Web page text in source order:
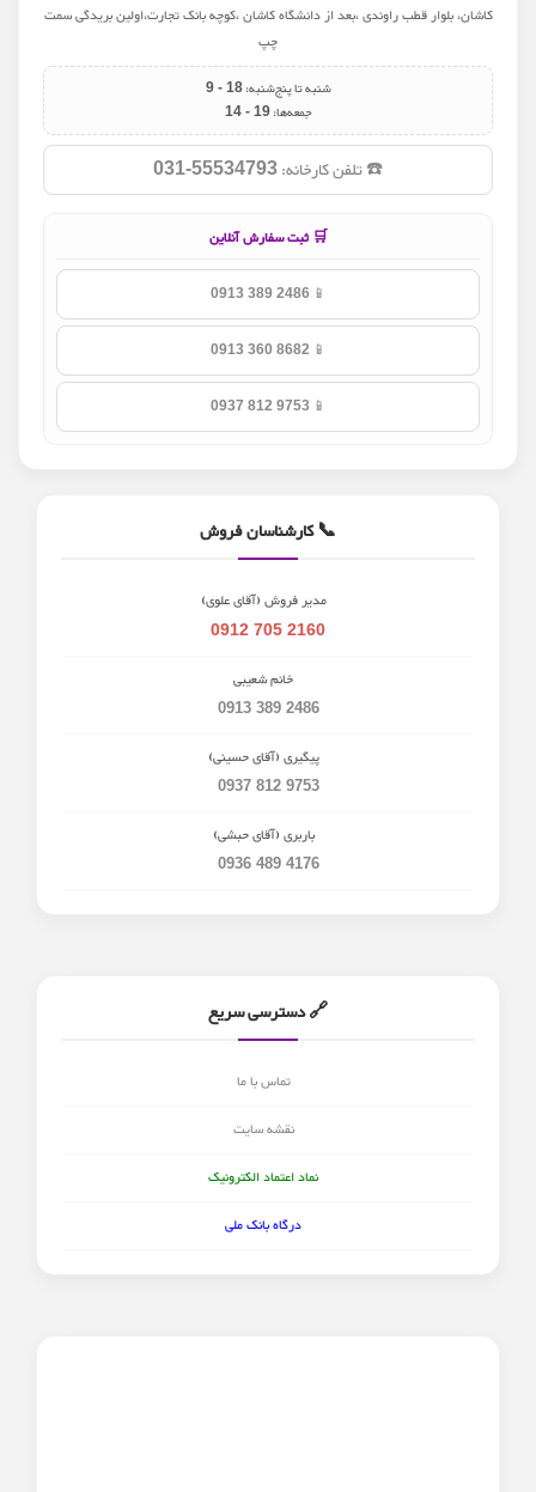
کاشان، بلوار قطب راوندی ،بعد از دانشگاه کاشان ،کوچه بانک تجارت،اولین بریدگی سمت
چپ
شنبه تا پنج‌شنبه:9 - 18
جمعه‌ها:14 - 19
☎️ تلفن کارخانه: 031-55534793
🛒 ثبت سفارش آنلاین
📱
0913 389 2486
📱
0913 360 8682
📱
0937 812 9753
📞 کارشناسان فروش
مدیر فروش (آقای علوی)
0912 705 2160
خانم شعیبی
0913 389 2486
پیگیری (آقای حسینی)
0937 812 9753
باربری (آقای حبشی)
0936 489 4176
🔗 دسترسی سریع
تماس با ما
نقشه سایت
نماد اعتماد الکترونیک
درگاه بانک ملی